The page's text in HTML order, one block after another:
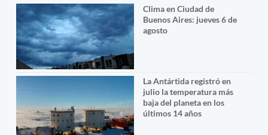
Clima en Ciudad de
Buenos Aires: jueves 6 de
agosto
La Antártida registró en
julio la temperatura más
baja del planeta en los
últimos 14 años